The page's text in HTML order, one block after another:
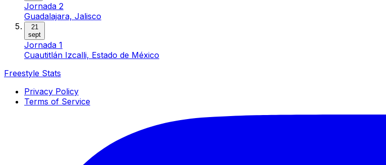
Jornada 2
Guadalajara, Jalisco
21
sept
Jornada 1
Cuautitlán Izcalli, Estado de México
Freestyle Stats
Privacy Policy
Terms of Service